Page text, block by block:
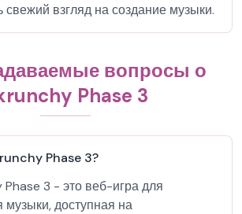
свежий взгляд на создание музыки.
вопросы о
Phase 3
Phase 3?
Phase 3 - это веб-игра для
музыки, доступная на